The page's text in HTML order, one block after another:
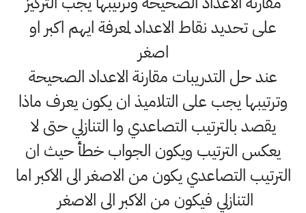
على تحديد نقاط الاعداد لمعرفة ايهم اكبر او
اصغر
عند حل التدريبات مقارنة الاعداد الصحيحة
وترتيبها يجب على التلاميذ ان يكون يعرف ماذا
يقصد بالترتيب التصاعدي وا التنازلي حتى لا
يعكس الترتيب ويكون الجواب خطأ حيث ان
الترتيب التصاعدي يكون من الاصغر الى الاكبر اما
التنازلي فيكون من الاكبر الى الاصغر